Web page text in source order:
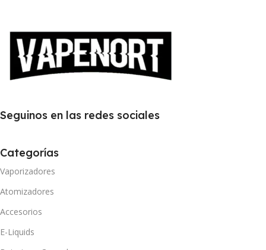
Seguinos en las redes sociales
Categorías
Vaporizadores
Atomizadores
Accesorios
E-Liquids